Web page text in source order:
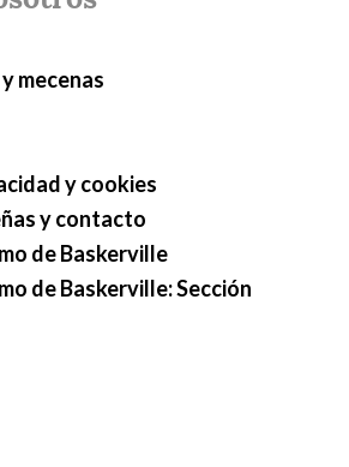
mecenas
y cookies
y contacto
de Baskerville
de Baskerville: Sección